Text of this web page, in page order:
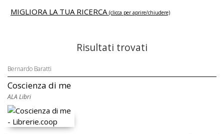
MIGLIORA LA TUA RICERCA (clicca per aprire/chiudere)
Risultati trovati
Bernardo Baratti
Coscienza di me
ALA Libri